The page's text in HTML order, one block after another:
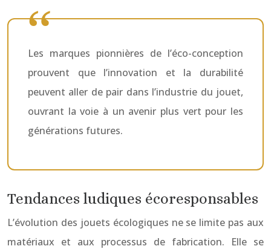
Les marques pionnières de l’éco-conception
prouvent que l’innovation et la durabilité
peuvent aller de pair dans l’industrie du jouet,
ouvrant la voie à un avenir plus vert pour les
générations futures.
Tendances ludiques écoresponsables
L’évolution des jouets écologiques ne se limite pas aux
matériaux et aux processus de fabrication. Elle se